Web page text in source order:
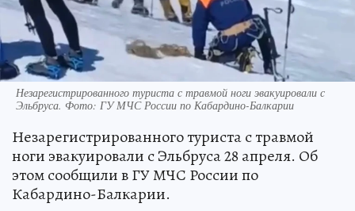
Незарегистрированного туриста с травмой ноги эвакуировали с
Эльбруса. Фото: ГУ МЧС России по Кабардино-Балкарии
Незарегистрированного туриста с травмой
ноги эвакуировали с Эльбруса 28 апреля. Об
этом сообщили в ГУ МЧС России по
Кабардино-Балкарии.